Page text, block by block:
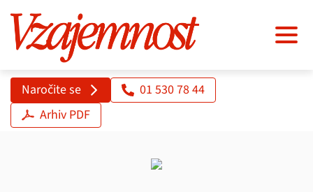
Naročite se
01 530 78 44
Arhiv PDF